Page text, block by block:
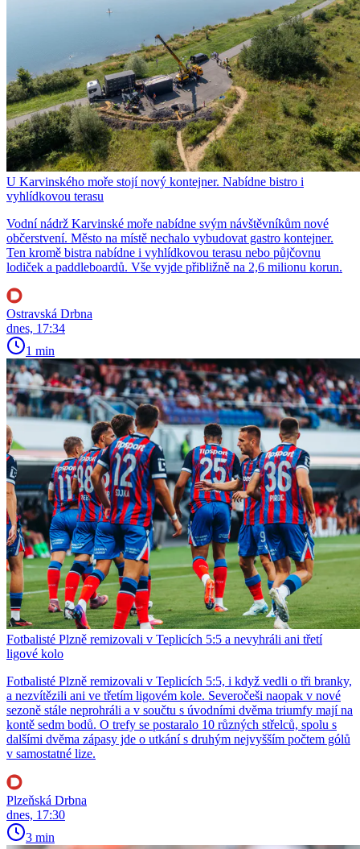
U Karvinského moře stojí nový kontejner. Nabídne bistro i
vyhlídkovou terasu
Vodní nádrž Karvinské moře nabídne svým návštěvníkům nové
občerstvení. Město na místě nechalo vybudovat gastro kontejner.
Ten kromě bistra nabídne i vyhlídkovou terasu nebo půjčovnu
lodiček a paddleboardů. Vše vyjde přibližně na 2,6 milionu korun.
Ostravská Drbna
dnes, 17:34
1 min
Fotbalisté Plzně remizovali v Teplicích 5:5 a nevyhráli ani třetí
ligové kolo
Fotbalisté Plzně remizovali v Teplicích 5:5, i když vedli o tři branky,
a nezvítězili ani ve třetím ligovém kole. Severočeši naopak v nové
sezoně stále neprohráli a v součtu s úvodními dvěma triumfy mají na
kontě sedm bodů. O trefy se postaralo 10 různých střelců, spolu s
dalšími dvěma zápasy jde o utkání s druhým nejvyšším počtem gólů
v samostatné lize.
Plzeňská Drbna
dnes, 17:30
3 min